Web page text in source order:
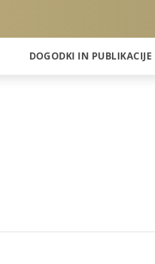
DOGODKI IN PUBLIKACIJE